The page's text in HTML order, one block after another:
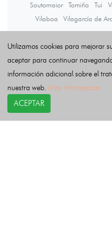
Soutomaior
Tomiño Tui
Vilaboa
Vilagarcía de
Utilizamos cookies para mejorar
aceptar para continuar
información adicional sobre el
nuestra web. Más información
ACEPTAR